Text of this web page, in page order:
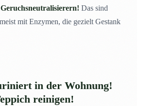
Das sind
mit Enzymen, die gezielt Gestank
in der Wohnung!
reinigen!